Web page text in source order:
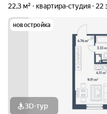
22,3 м²
квартира-студия 22
новостройка
3D-тур